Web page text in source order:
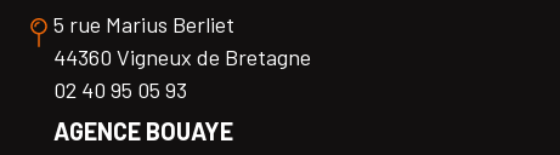
5 rue Marius Berliet
44360 Vigneux de Bretagne
02 40 95 05 93
AGENCE BOUAYE